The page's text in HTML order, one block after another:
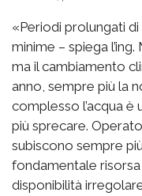
«Periodi prolungati di
minime – spiega
ma il cambiamento
anno, sempre più la
complesso l’acqua è
più sprecare.
subiscono sempre
fondamentale risorsa
disponibilità